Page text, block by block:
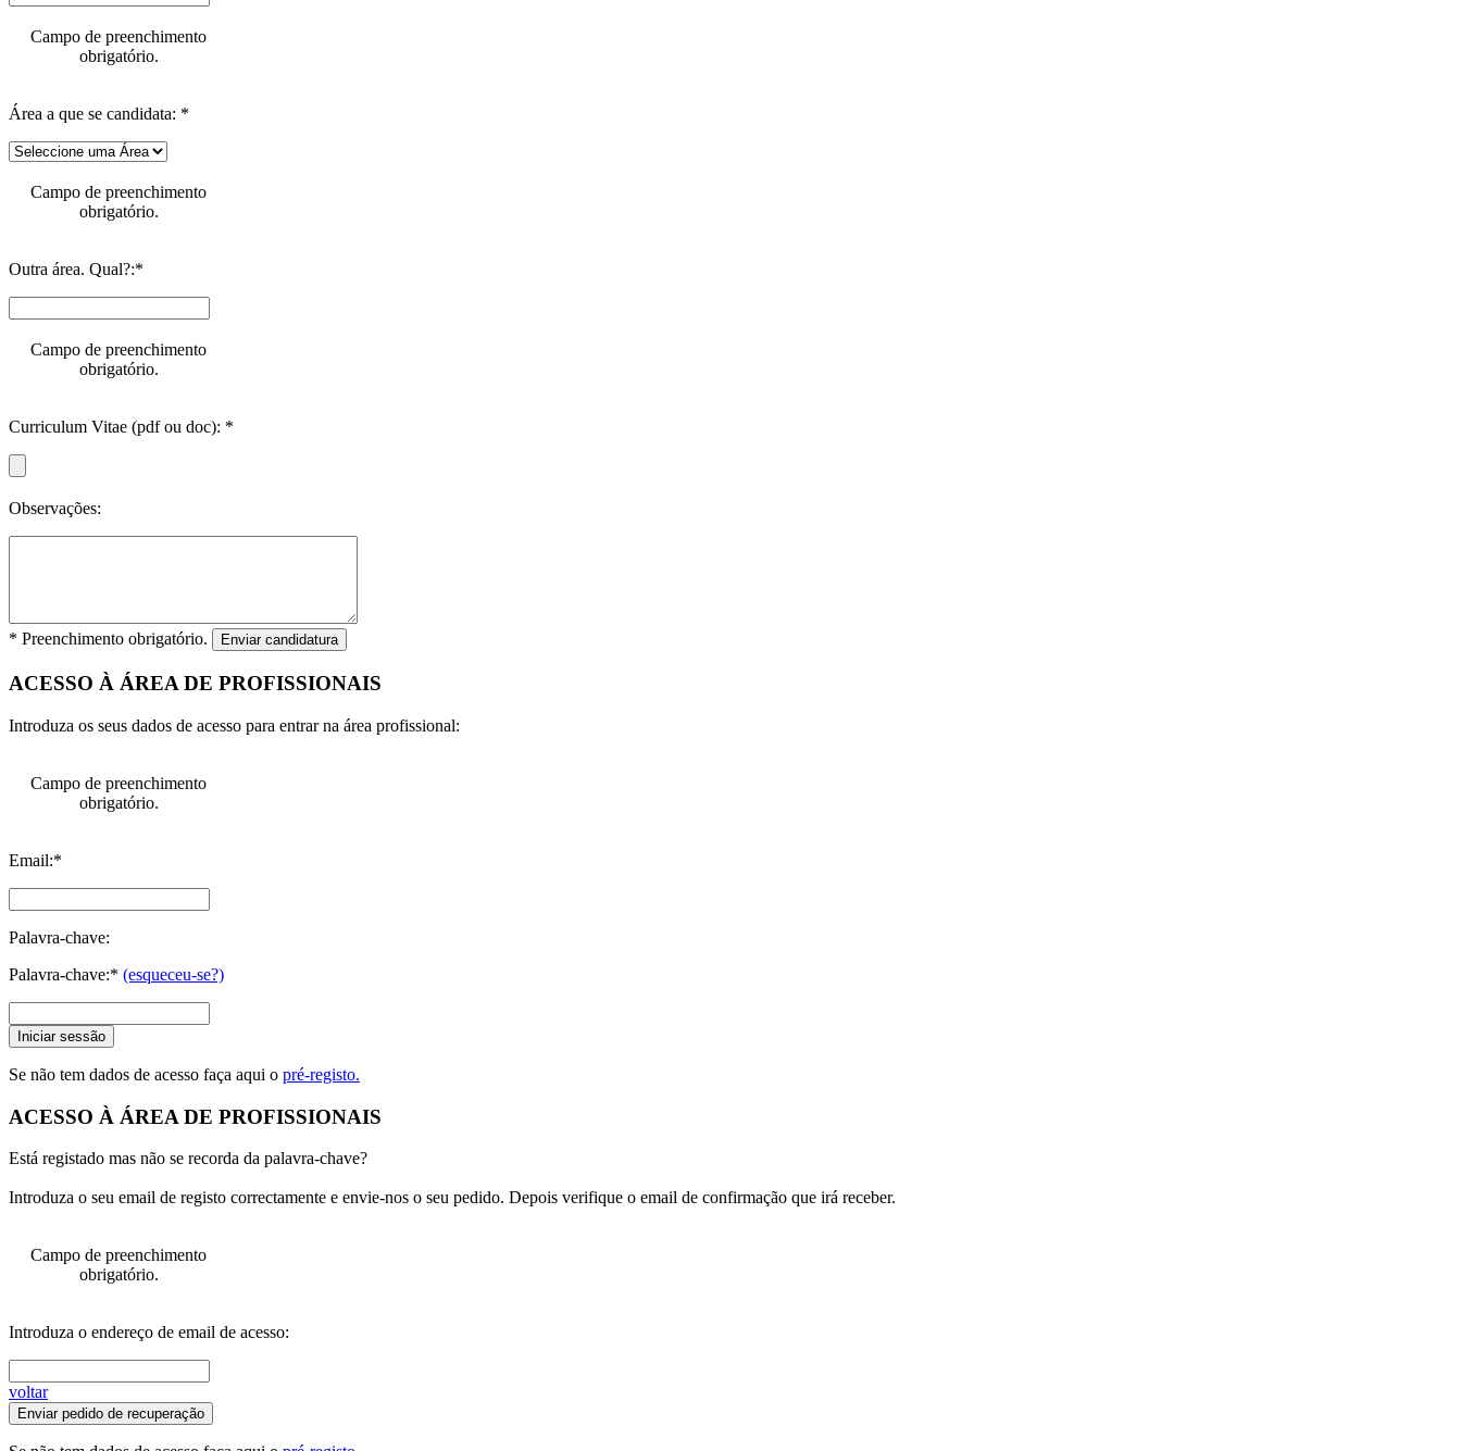
Campo de preenchimento
obrigatório.
Área a que se candidata: *
Campo de preenchimento
obrigatório.
Outra área. Qual?:*
Campo de preenchimento
obrigatório.
Curriculum Vitae (pdf ou doc): *
Observações:
* Preenchimento obrigatório. Enviar candidatura
ACESSO À ÁREA DE PROFISSIONAIS
Introduza os seus dados de acesso para entrar na área profissional:
Campo de preenchimento
obrigatório.
Email:*
Palavra-chave:
Palavra-chave:* (esqueceu-se?)
Iniciar sessão
Se não tem dados de acesso faça aqui o pré-registo.
ACESSO À ÁREA DE PROFISSIONAIS
Está registado mas não se recorda da palavra-chave?
Introduza o seu email de registo correctamente e envie-nos o seu pedido. Depois verifique o email de confirmação que irá receber.
Campo de preenchimento
obrigatório.
Introduza o endereço de email de acesso:
voltar
Enviar pedido de recuperação